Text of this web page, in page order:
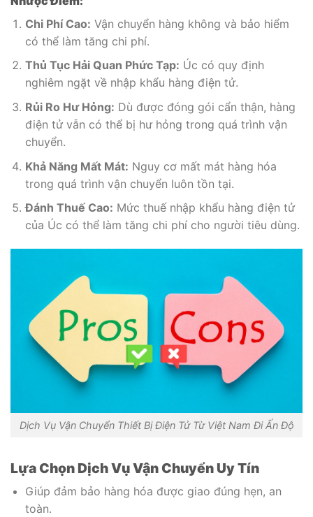
Chi Phí Cao: Vận chuyển hàng không và bảo hiểm
có thể làm tăng chi phí.
Thủ Tục Hải Quan Phức Tạp: Úc có quy định
nghiêm ngặt về nhập khẩu hàng điện tử.
Rủi Ro Hư Hỏng: Dù được đóng gói cẩn thận, hàng
điện tử vẫn có thể bị hư hỏng trong quá trình vận
chuyển.
Khả Năng Mất Mát: Nguy cơ mất mát hàng hóa
trong quá trình vận chuyển luôn tồn tại.
Đánh Thuế Cao: Mức thuế nhập khẩu hàng điện tử
của Úc có thể làm tăng chi phí cho người tiêu dùng.
Dịch Vụ Vận Chuyển Thiết Bị Điện Tử Từ Việt Nam Đi Ấn Độ
Lựa Chọn Dịch Vụ Vận Chuyển Uy Tín
Giúp đảm bảo hàng hóa được giao đúng hẹn, an
toàn.